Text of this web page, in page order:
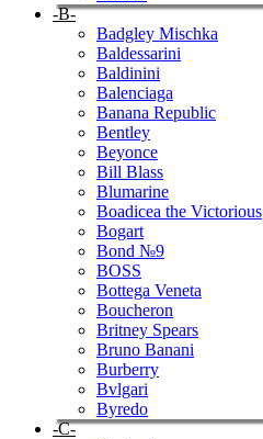
-B-
Badgley Mischka
Baldessarini
Baldinini
Balenciaga
Banana Republic
Bentley
Beyonce
Bill Blass
Blumarine
Boadicea the Victorious
Bogart
Bond №9
BOSS
Bottega Veneta
Boucheron
Britney Spears
Bruno Banani
Burberry
Bvlgari
Byredo
-C-